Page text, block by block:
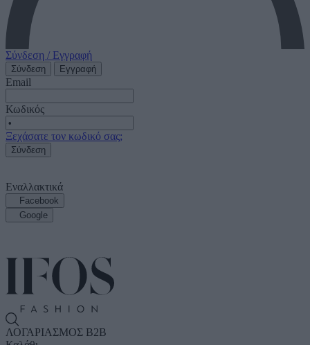
Σύνδεση / Εγγραφή
Σύνδεση Εγγραφή
Email
Κωδικός
Ξεχάσατε τον κωδικό σας;
Σύνδεση
Εναλλακτικά
Facebook
Google
ΛΟΓΑΡΙΑΣΜΟΣ B2B